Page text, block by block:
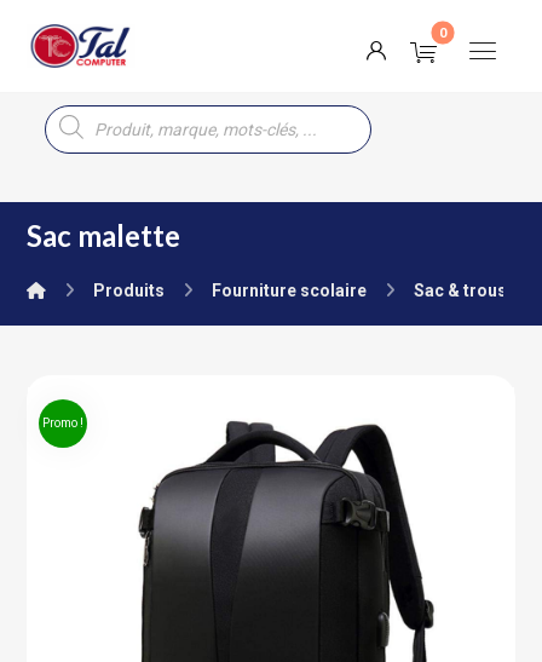
Sac malette
Produits Fourniture scolaire Sac & trousse
Promo !